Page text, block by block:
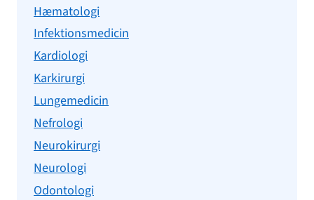
Hæmatologi
Infektionsmedicin
Kardiologi
Karkirurgi
Lungemedicin
Nefrologi
Neurokirurgi
Neurologi
Odontologi